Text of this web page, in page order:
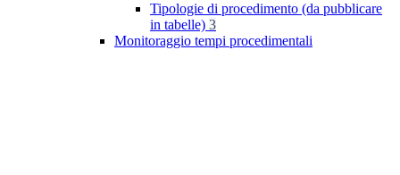
Tipologie di procedimento (da pubblicare
in tabelle) 3
Monitoraggio tempi procedimentali